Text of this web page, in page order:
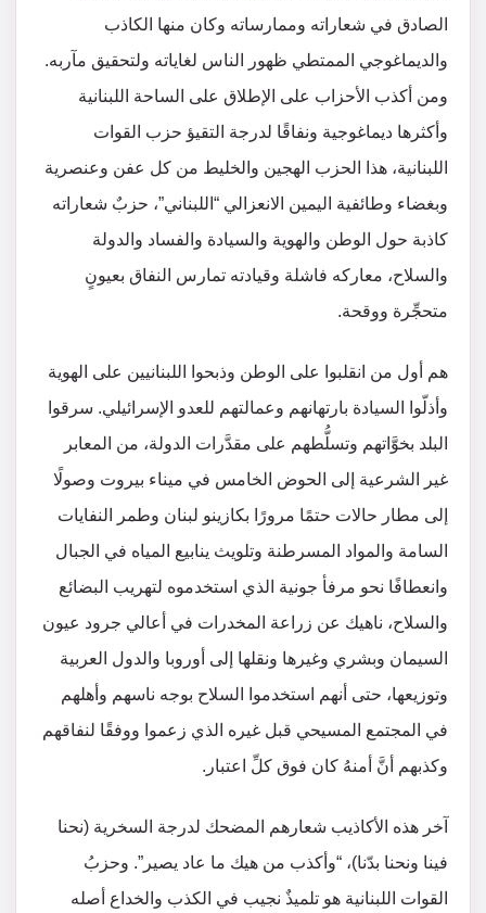
الصادق في شعاراته وممارساته وكان منها الكاذب
والديماغوجي الممتطي ظهور الناس لغاياته ولتحقيق مآربه.
ومن أكذب الأحزاب على الإطلاق على الساحة اللبنانية
وأكثرها ديماغوجية ونفاقًا لدرجة التقيؤ حزب القوات
اللبنانية، هذا الحزب الهجين والخليط من كل عفن وعنصرية
وبغضاء وطائفية اليمين الانعزالي “اللبناني”، حزبٌ شعاراته
كاذبة حول الوطن والهوية والسيادة والفساد والدولة
والسلاح، معاركه فاشلة وقيادته تمارس النفاق بعيونٍ
متحجِّرة ووقحة.
هم أول من انقلبوا على الوطن وذبحوا اللبنانيين على الهوية
وأذلّوا السيادة بارتهانهم وعمالتهم للعدو الإسرائيلي. سرقوا
البلد بخوَّاتهم وتسلُّطهم على مقدَّرات الدولة، من المعابر
غير الشرعية إلى الحوض الخامس في ميناء بيروت وصولًا
إلى مطار حالات حتمًا مرورًا بكازينو لبنان وطمر النفايات
السامة والمواد المسرطنة وتلويث ينابيع المياه في الجبال
وانعطافًا نحو مرفأ جونية الذي استخدموه لتهريب البضائع
والسلاح، ناهيك عن زراعة المخدرات في أعالي جرود عيون
السيمان وبشري وغيرها ونقلها إلى أوروبا والدول العربية
وتوزيعها، حتى أنهم استخدموا السلاح بوجه ناسهم وأهلهم
في المجتمع المسيحي قبل غيره الذي زعموا ووفقًا لنفاقهم
وكذبهم أنَّ أمنهُ كان فوق كلِّ اعتبار.
آخر هذه الأكاذيب شعارهم المضحك لدرجة السخرية (نحنا
فينا ونحنا بدّنا)، “وأكذب من هيك ما عاد يصير”. وحزبُ
القوات اللبنانية هو تلميذٌ نجيب في الكذب والخداع أصله